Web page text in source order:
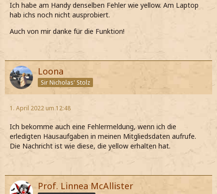
Ich habe am Handy denselben Fehler wie yellow. Am Laptop
hab ichs noch nicht ausprobiert.
Auch von mir danke für die Funktion!
Loona
Sir Nicholas' Stolz
1. April 2022 um 12:48
Ich bekomme auch eine Fehlermeldung, wenn ich die
erledigten Hausaufgaben in meinen Mitgliedsdaten aufrufe.
Die Nachricht ist wie diese, die yellow erhalten hat.
Prof. Linnea McAllister